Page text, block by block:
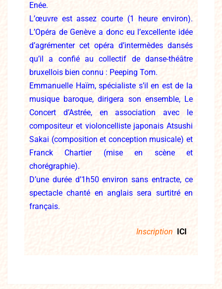
Enée.
L’œuvre est assez courte (1 heure environ).
L’Opéra de Genève a donc eu l’excellente idée
d’agrémenter cet opéra d’intermèdes dansés
qu’il a confié au collectif de danse-théâtre
bruxellois bien connu : Peeping Tom.
Emmanuelle Haïm, spécialiste s’il en est de la
musique baroque, dirigera son ensemble, Le
Concert
d’Astrée, en association avec le
compositeur et violoncelliste japonais Atsushi
Sakai (compositionet conception musicale) et
Franck Chartier (mise en scène et
chorégraphie).
D’une durée d’1h50 environ sans entracte, ce
spectacle chanté en anglais sera surtitré en
français.
Inscription ICI